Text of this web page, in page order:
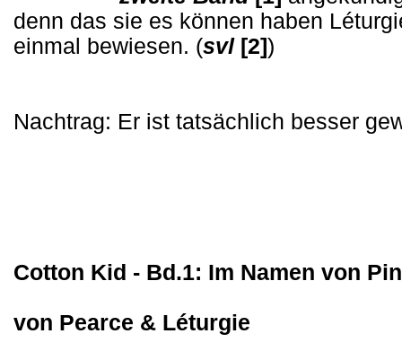
denn das sie es können haben
einmal bewiesen. (svl[2])
Nachtrag: Er ist tatsächlich besser
Cotton Kid - Bd.1: Im Namen von
von Pearce & Léturgie